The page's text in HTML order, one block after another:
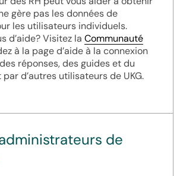
gère pas les données de
les utilisateurs individuels.
d’aide? Visitez la Communauté
à la page d’aide à la connexion
réponses, des guides et du
d’autres utilisateurs de UKG.
de